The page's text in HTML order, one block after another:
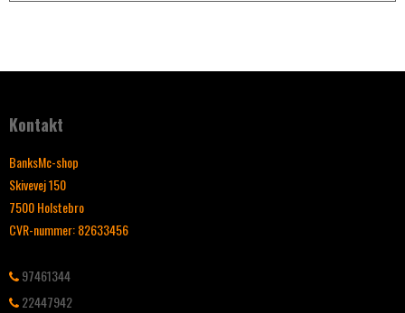
Kontakt
BanksMc-shop
Skivevej 150
7500 Holstebro
CVR-nummer:82633456
97461344
22447942